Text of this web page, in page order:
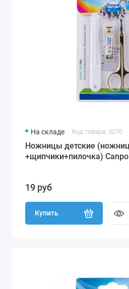
На складе Код товара: 3270
Ножницы детские
+щипчики+пилочка)
19 руб
Купить